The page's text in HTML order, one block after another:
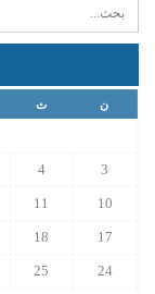
ن ث
3
4
10
11
17
18
24
25